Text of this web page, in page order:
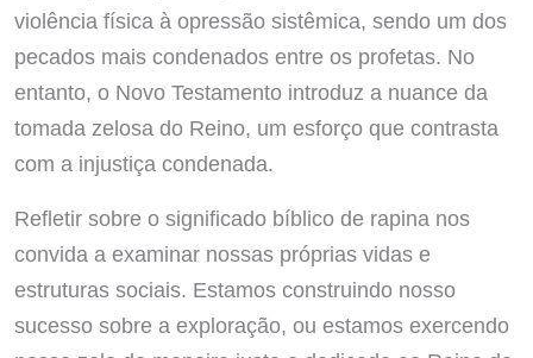
violência física à opressão sistêmica, sendo um dos
pecados mais condenados entre os profetas. No
entanto, o Novo Testamento introduz a nuance da
tomada zelosa do Reino, um esforço que contrasta
com a injustiça condenada.
Refletir sobre o significado bíblico de rapina nos
convida a examinar nossas próprias vidas e
estruturas sociais. Estamos construindo nosso
sucesso sobre a exploração, ou estamos exercendo